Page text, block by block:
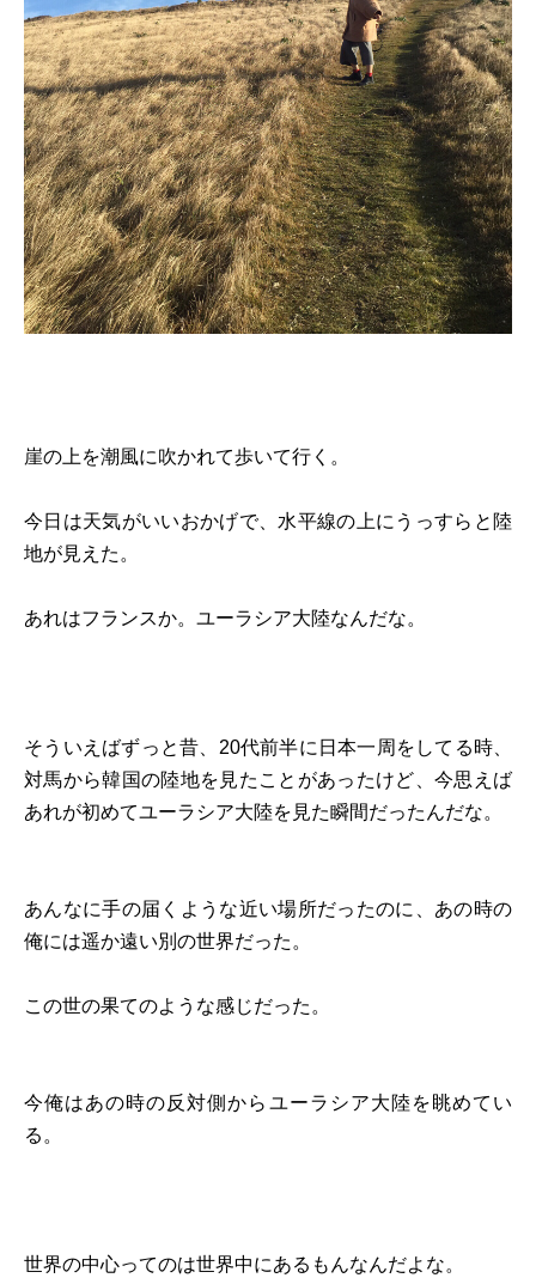
崖の上を潮風に吹かれて歩いて行く。
今日は天気がいいおかげで、水平線の上にうっすらと陸
地が見えた。
あれはフランスか。ユーラシア大陸なんだな。
そういえばずっと昔、20代前半に日本一周をしてる時、
対馬から韓国の陸地を見たことがあったけど、今思えば
あれが初めてユーラシア大陸を見た瞬間だったんだな。
あんなに手の届くような近い場所だったのに、あの時の
俺には遥か遠い別の世界だった。
この世の果てのような感じだった。
今俺はあの時の反対側からユーラシア大陸を眺めてい
る。
世界の中心ってのは世界中にあるもんなんだよな。